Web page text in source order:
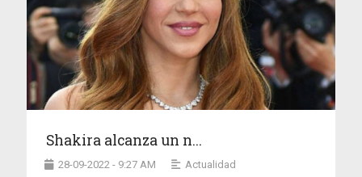
Shakira alcanza un n...
28-09-2022 - 9:27 AM Actualidad